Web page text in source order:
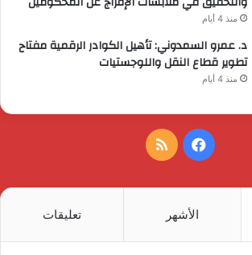
منذ 4 أيام
د. عمرو السمدوني: تأهيل الكوادر الرقمية مفتاح
تطوير قطاع النقل واللوجستيات
منذ 4 أيام
فيسبوكملخص
الأشهر تعليقات